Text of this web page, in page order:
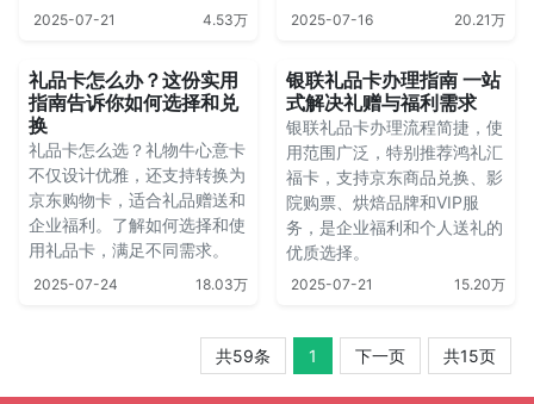
2025-07-21 4.53万 2025-07-16 20.21万
礼品卡怎么办？这份实用
指南告诉你如何选择和兑
换
礼品卡怎么选？礼物牛心意卡
不仅设计优雅，还支持转换为
京东购物卡，适合礼品赠送和
企业福利。了解如何选择和使
用礼品卡，满足不同需求。
2025-07-24 18.03万
银联礼品卡办理指南 一站
式解决礼赠与福利需求
银联礼品卡办理流程简捷，使
用范围广泛，特别推荐鸿礼汇
福卡，支持京东商品兑换、影
院购票、烘焙品牌和VIP服
务，是企业福利和个人送礼的
优质选择。
2025-07-21 15.20万
共59条 1 下一页 共15页